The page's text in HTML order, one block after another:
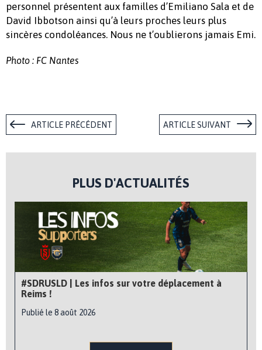
personnel présentent aux familles d’Emiliano Sala et de
David Ibbotson ainsi qu’à leurs proches leurs plus
sincères condoléances. Nous ne t’oublierons jamais Emi.
Photo : FC Nantes
ARTICLE PRÉCÉDENT ARTICLE SUIVANT
PLUS D'ACTUALITÉS
#SDRUSLD | Les infos sur votre déplacement à
Reims !
Publié le 8 août 2026